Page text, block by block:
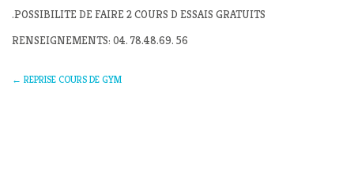
.POSSIBILITE DE FAIRE 2 COURS D ESSAIS GRATUITS
RENSEIGNEMENTS: 04. 78.48.69. 56
← REPRISE COURS DE GYM